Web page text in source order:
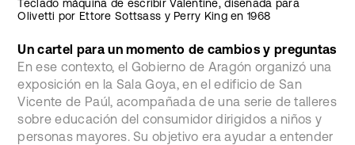
Teclado máquina de escribir Valentine, diseñada para
Olivetti por Ettore Sottsass y Perry King en 1968
Un cartel para un momento de cambios y preguntas
En ese contexto, el Gobierno de Aragón organizó una
exposición en la Sala Goya, en el edificio de San
Vicente de Paúl, acompañada de una serie de talleres
sobre educación del consumidor dirigidos a niños y
personas mayores. Su objetivo era ayudar a entender